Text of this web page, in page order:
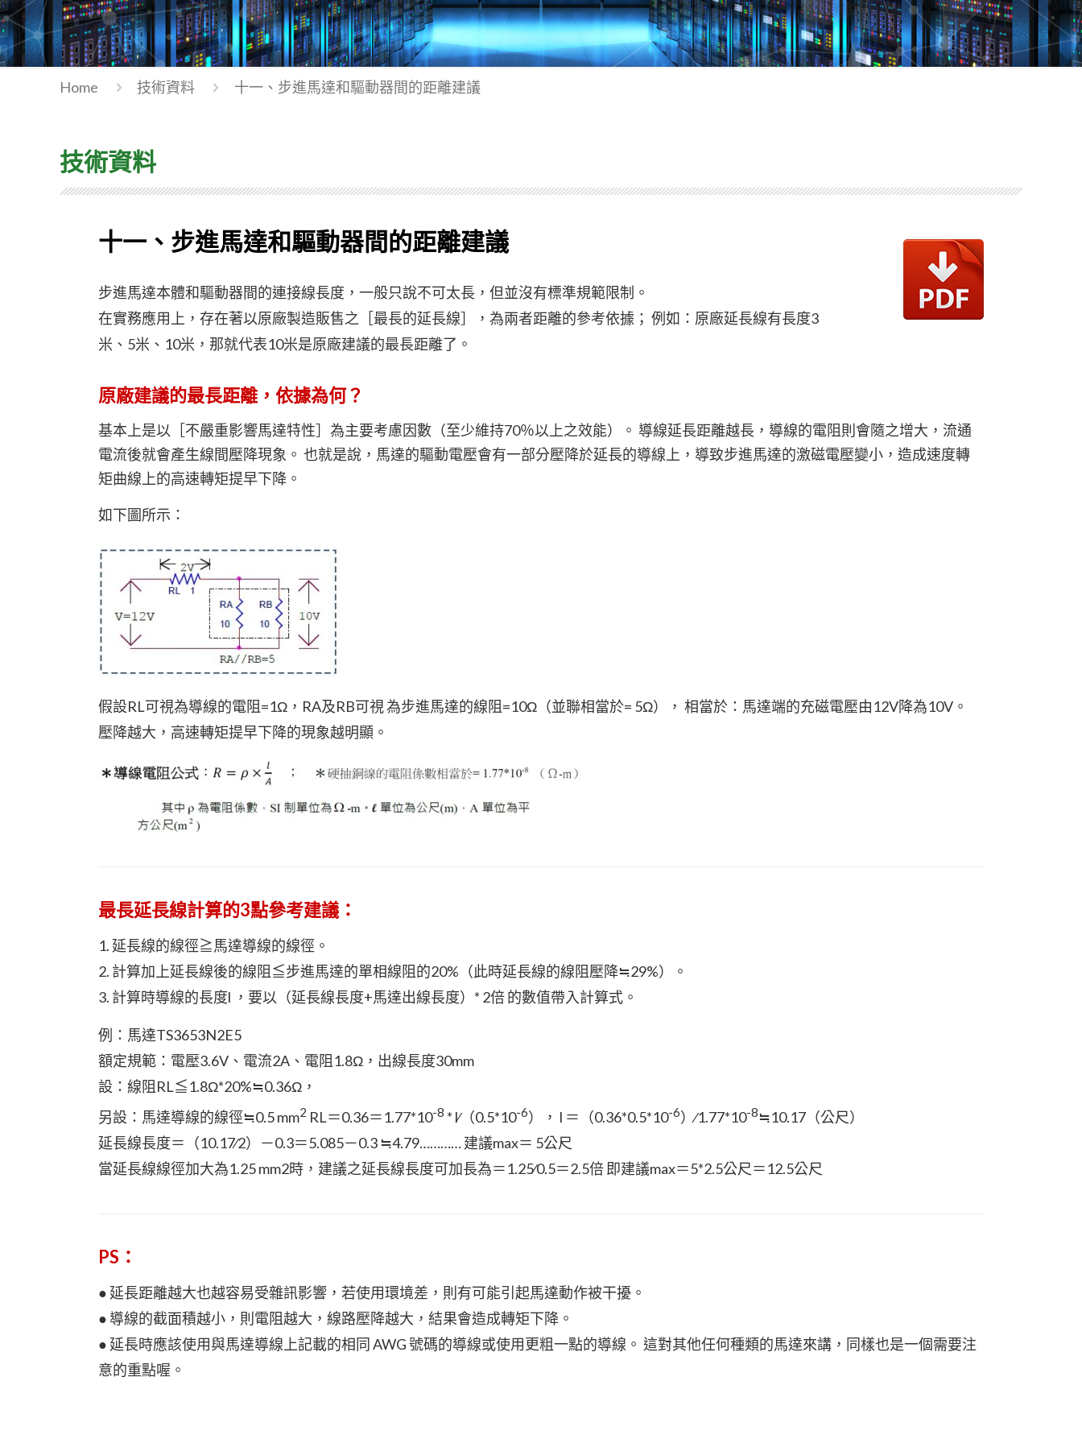
Home 技術資料 十一、步進馬達和驅動器間的距離建議
技術資料
十一、步進馬達和驅動器間的距離建議
步進馬達本體和驅動器間的連接線長度，一般只說不可太長，但並沒有標準規範限制。
在實務應用上，存在著以原廠製造販售之［最長的延長線］，為兩者距離的參考依據； 例如：原廠延長線有長度3
米、5米、10米，那就代表10米是原廠建議的最長距離了。
原廠建議的最長距離，依據為何？
基本上是以［不嚴重影響馬達特性］為主要考慮因數（至少維持70％以上之效能）。 導線延長距離越長，導線的電阻則會隨之增大，流通
電流後就會產生線間壓降現象。 也就是說，馬達的驅動電壓會有一部分壓降於延長的導線上，導致步進馬達的激磁電壓變小，造成速度轉
矩曲線上的高速轉矩提早下降。
如下圖所示：
假設RL可視為導線的電阻=1Ω，RA及RB可視 為步進馬達的線阻=10Ω（並聯相當於= 5Ω）， 相當於：馬達端的充磁電壓由12V降為10V。
壓降越大，高速轉矩提早下降的現象越明顯。
最長延長線計算的3點參考建議：
1. 延長線的線徑≧馬達導線的線徑。
2. 計算加上延長線後的線阻≦步進馬達的單相線阻的20%（此時延長線的線阻壓降≒29%）。
3. 計算時導線的長度l ，要以（延長線長度+馬達出線長度）* 2倍 的數值帶入計算式。
例：馬達TS3653N2E5
額定規範：電壓3.6V、電流2A、電阻1.8Ω，出線長度30mm
設：線阻RL≦1.8Ω*20%≒0.36Ω，
另設：馬達導線的線徑≒0.5 mm2 RL＝0.36＝1.77*10-8 * l∕（0.5*10-6）， l ＝（0.36*0.5*10-6）∕1.77*10-8≒10.17（公尺）
延長線長度＝（10.17∕2）－0.3＝5.085－0.3 ≒4.79………… 建議max＝ 5公尺
當延長線線徑加大為1.25 mm2時，建議之延長線長度可加長為＝1.25∕0.5＝2.5倍 即建議max＝5*2.5公尺＝12.5公尺
PS：
● 延長距離越大也越容易受雜訊影響，若使用環境差，則有可能引起馬達動作被干擾。
● 導線的截面積越小，則電阻越大，線路壓降越大，結果會造成轉矩下降。
● 延長時應該使用與馬達導線上記載的相同 AWG 號碼的導線或使用更粗一點的導線。 這對其他任何種類的馬達來講，同樣也是一個需要注
意的重點喔。